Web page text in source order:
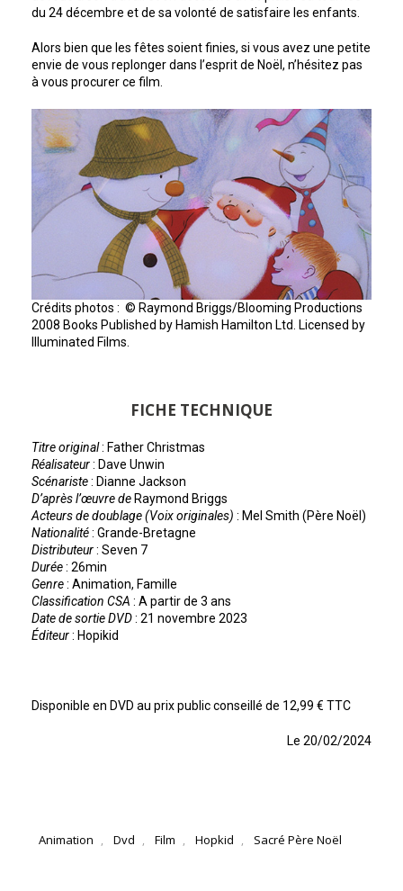
du 24 décembre et de sa volonté de satisfaire les enfants.
Alors bien que les fêtes soient finies, si vous avez une petite
envie de vous replonger dans l’esprit de Noël, n’hésitez pas
à vous procurer ce film.
Crédits photos : © Raymond Briggs/Blooming Productions
2008 Books Published by Hamish Hamilton Ltd. Licensed by
Illuminated Films.
FICHE TECHNIQUE
Titre original: Father Christmas
Réalisateur: Dave Unwin
Scénariste: Dianne Jackson
D’après l’œuvre de Raymond Briggs
Acteurs de doublage (Voix originales) : Mel Smith (Père Noël)
Nationalité: Grande-Bretagne
Distributeur: Seven 7
Durée: 26min
Genre: Animation, Famille
Classification CSA : A partir de 3 ans
Date de sortie DVD: 21 novembre 2023
Éditeur: Hopikid
Disponible en DVD au prix public conseillé de 12,99 € TTC
Le 20/02/2024
Animation , Dvd , Film , Hopkid , Sacré Père Noël